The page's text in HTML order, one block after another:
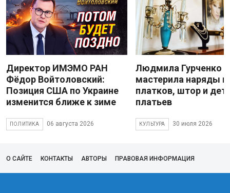
Директор ИМЭМО РАН
Фёдор Войтоловский:
Позиция США по Украине
изменится ближе к зиме
ПОЛИТИКА 06 августа 2026
Людмила Гурченко
мастерила наряды
платков, штор и
платьев
КУЛЬТУРА 30 июля 2026
О САЙТЕ КОНТАКТЫ АВТОРЫ ПРАВОВАЯ ИНФОРМАЦИЯ